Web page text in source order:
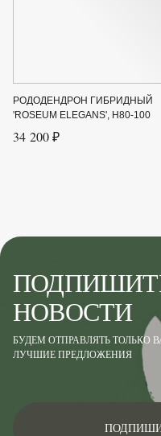
РОДОДЕНДРОН ГИБРИДНЫЙ
'ROSEUM ELEGANS', H80-100
34 200 ₽
НОВОСТИ
БУДЕМ ОТПРАВЛЯТЬ ТОЛЬКО
ЛУЧШИЕ ПРЕДЛОЖЕНИЯ